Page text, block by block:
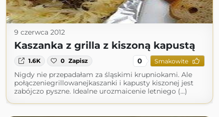
9 czerwca 2012
Kaszanka z grilla z kiszoną kapustą
1.6K 0 Zapisz 0 Smakowite
Nigdy nie przepadałam za śląskimi krupniokami. Ale
połączeniegrillowanejkaszanki i kapusty kiszonej jest
zabójczo pyszne. Idealne urozmaicenie letniego (...)